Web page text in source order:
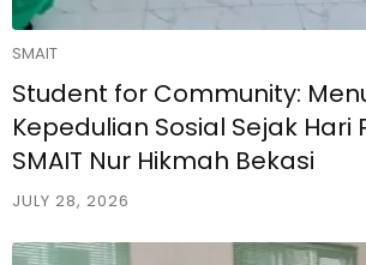
SMAIT
Student for Community:
Kepedulian Sosial Sejak Hari
SMAIT Nur Hikmah Bekasi
JULY 28, 2026